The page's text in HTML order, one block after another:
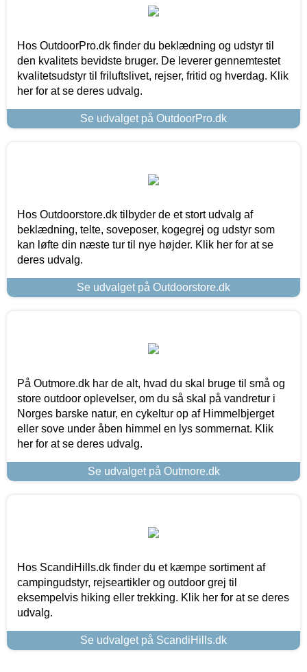
Hos OutdoorPro.dk finder du beklædning og udstyr til
den kvalitets bevidste bruger. De leverer gennemtestet
kvalitetsudstyr til friluftslivet, rejser, fritid og hverdag. Klik
her for at se deres udvalg.
Se udvalget på OutdoorPro.dk
Hos Outdoorstore.dk tilbyder de et stort udvalg af
beklædning, telte, soveposer, kogegrej og udstyr som
kan løfte din næste tur til nye højder. Klik her for at se
deres udvalg.
Se udvalget på Outdoorstore.dk
På Outmore.dk har de alt, hvad du skal bruge til små og
store outdoor oplevelser, om du så skal på vandretur i
Norges barske natur, en cykeltur op af Himmelbjerget
eller sove under åben himmel en lys sommernat. Klik
her for at se deres udvalg.
Se udvalget på Outmore.dk
Hos ScandiHills.dk finder du et kæmpe sortiment af
campingudstyr, rejseartikler og outdoor grej til
eksempelvis hiking eller trekking. Klik her for at se deres
udvalg.
Se udvalget på ScandiHills.dk